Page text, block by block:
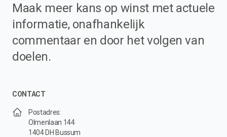
Maak meer kans op winst met actuele
informatie, onafhankelijk
commentaar en door het volgen van
doelen.
CONTACT
Postadres:
Olmenlaan 144
1404 DH Bussum